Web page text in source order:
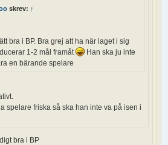
skrev: ↑
bra i BP. Bra grej att ha när laget i sig
1-2 mål framåt
Han ska ju inte
en bärande spelare
spelare friska så ska han inte va på isen i
bra i BP